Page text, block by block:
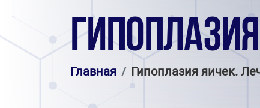
Главная Гипоплазия яичек.